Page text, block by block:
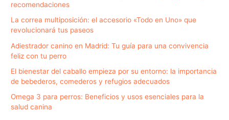
recomendaciones
La correa multiposición: el accesorio «Todo en Uno» que
revolucionará tus paseos
Adiestrador canino en Madrid: Tu guía para una convivencia
feliz con tu perro
El bienestar del caballo empieza por su entorno: la importancia
de bebederos, comederos y refugios adecuados
Omega 3 para perros: Beneficios y usos esenciales para la
salud canina